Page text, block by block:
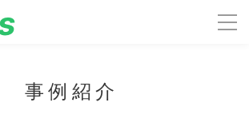
事例紹介